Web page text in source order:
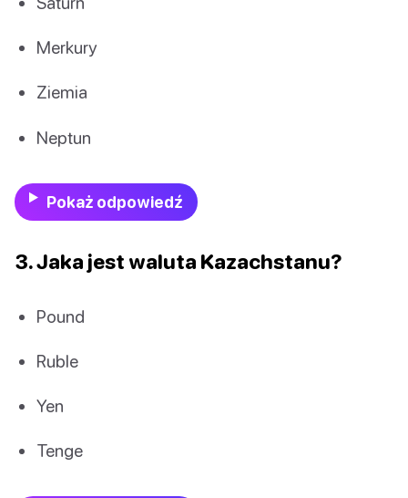
Merkury
Ziemia
Neptun
Pokaż odpowiedź
3. Jaka jest waluta Kazachstanu?
Pound
Ruble
Yen
Tenge